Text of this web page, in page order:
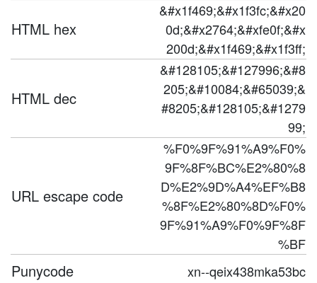
HTML hex
&#x1f469;&#x1f3fc;&#x20
0d;&#x2764;&#xfe0f;&#x
200d;&#x1f469;&#x1f3ff;
HTML dec
&#128105;&#127996;&#8
205;&#10084;&#65039;&
#8205;&#128105;&#1279
99;
URL escape code
%F0%9F%91%A9%F0%
9F%8F%BC%E2%80%8
D%E2%9D%A4%EF%B8
%8F%E2%80%8D%F0%
9F%91%A9%F0%9F%8F
%BF
Punycode xn--qeix438mka53bc